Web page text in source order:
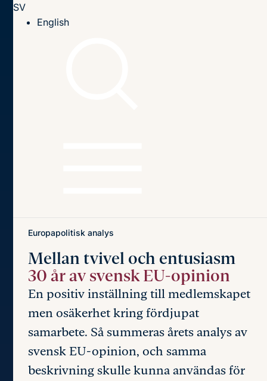
SV
English
Europapolitisk analys
Mellan tvivel och entusiasm
30 år av svensk EU-opinion
En positiv inställning till medlemskapet
men osäkerhet kring fördjupat
samarbete. Så summeras årets analys av
svensk EU-opinion, och samma
beskrivning skulle kunna användas för